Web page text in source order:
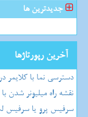
جدیدترین ها
آخرین رپورتاژها
دسترسی نما با کلایمر
نقشه راه میلیونر شدن
سرفیس پرو یا سرفیس